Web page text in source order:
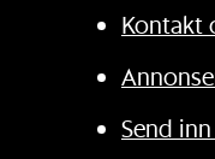
Kontakt
Send